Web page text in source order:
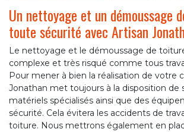
Un nettoyage et un démoussage
toute sécurité avec Artisan
Le nettoyage et le démoussage de
complexe et très risqué comme tous
Pour mener à bien la réalisation de votre
Jonathan met toujours à la disposition de
matériels spécialisés ainsi que des
sécurité. Cela évitera les accidents de
toiture. Nous mettrons également en